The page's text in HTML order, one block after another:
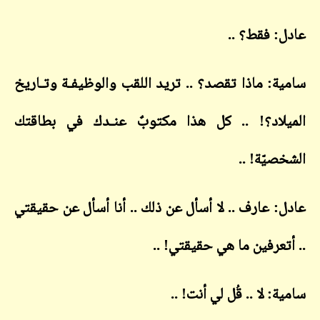
عادل: فقط؟ ..
سامية: ماذا تقصد؟ .. تريد اللقب والوظيفـة وتـاريخ
الميلاد؟! .. كل هذا مكتوبٌ عنـدك في بطاقتك
الشخصيّة! ..
عادل: عارف .. لا أسأل عن ذلك .. أنا أسأل عن حقيقتي
.. أتعرفين ما هي حقيقتي! ..
سامية: لا .. قُل لي أنت! ..